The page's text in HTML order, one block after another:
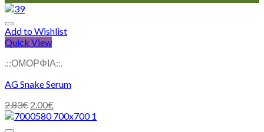
Add to Wishlist
Quick View
.::ΟΜΟΡΦΙΑ::.
AG Snake Serum
2.83€ 2.00€